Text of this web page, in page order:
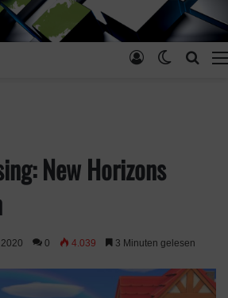
Skin
Anmelden
New Horizons
0 4.039 3 Minuten gelesen